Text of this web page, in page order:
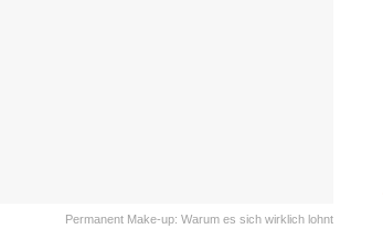
Permanent Make-up: Warum es sich wirklich lohnt